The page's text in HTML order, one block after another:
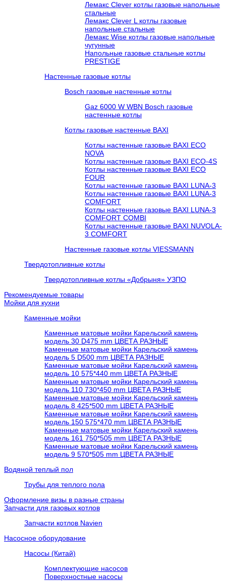
Лемакс Clever котлы газовые напольные
стальные
Лемакс Clever L котлы газовые
напольные стальные
Лемакс Wise котлы газовые напольные
чугунные
Напольные газовые стальные котлы
PRESTIGE
Настенные газовые котлы
Bosch газовые настенные котлы
Gaz 6000 W WBN Bosch газовые
настенные котлы
Котлы газовые настенные BAXI
Котлы настенные газовые BAXI ECO
NOVA
Котлы настенные газовые BAXI ECO-4S
Котлы настенные газовые BAXI ECO
FOUR
Котлы настенные газовые BAXI LUNA-3
Котлы настенные газовые BAXI LUNA-3
COMFORT
Котлы настенные газовые BAXI LUNA-3
COMFORT COMBI
Котлы настенные газовые BAXI NUVOLA-
3 COMFORT
Настенные газовые котлы VIESSMANN
Твердотопливные котлы
Твердотопливные котлы «Добрыня» УЗПО
Рекомендуемые товары
Мойки для кухни
Каменные мойки
Каменные матовые мойки Карельский камень
модель 30 D475 mm ЦВЕТА РАЗНЫЕ
Каменные матовые мойки Карельский камень
модель 5 D500 mm ЦВЕТА РАЗНЫЕ
Каменные матовые мойки Карельский камень
модель 10 575*440 mm ЦВЕТА РАЗНЫЕ
Каменные матовые мойки Карельский камень
модель 110 730*450 mm ЦВЕТА РАЗНЫЕ
Каменные матовые мойки Карельский камень
модель 8 425*500 mm ЦВЕТА РАЗНЫЕ
Каменные матовые мойки Карельский камень
модель 150 575*470 mm ЦВЕТА РАЗНЫЕ
Каменные матовые мойки Карельский камень
модель 161 750*505 mm ЦВЕТА РАЗНЫЕ
Каменные матовые мойки Карельский камень
модель 9 570*505 mm ЦВЕТА РАЗНЫЕ
Водяной теплый пол
Трубы для теплого пола
Оформление визы в разные страны
Запчасти для газовых котлов
Запчасти котлов Navien
Насосное оборудование
Насосы (Китай)
Комплектующие насосов
Поверхностные насосы